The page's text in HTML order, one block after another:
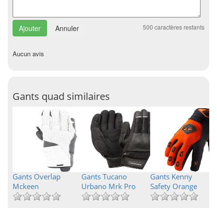
Annuler 500 caractères restants
Aucun avis
Gants quad similaires
Gants Overlap
Mckeen
Gants Tucano
Urbano Mrk Pro
Gants Kenny
Safety Orange